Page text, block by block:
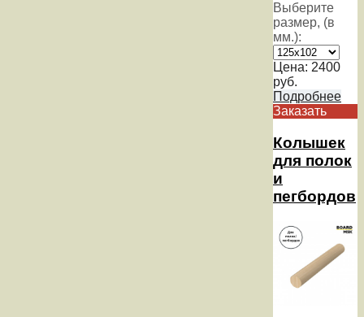
Выберите
размер, (в
мм.):
Цена: 2400
руб.
Подробнее
Заказать
Колышек
для полок
и
пегбордов